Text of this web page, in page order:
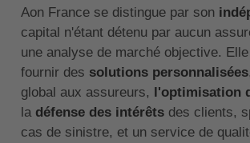
Aon France se distingue par son
capital n'étant détenu par aucun
une analyse de marché objective.
fournir des solutions personnalisées
global aux assureurs, l'optimisation
la défense des intérêtsdes clients,
cas de sinistre, et un service de